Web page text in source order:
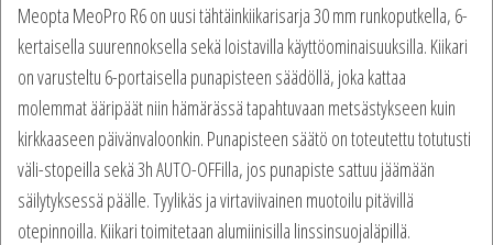
Meopta MeoPro R6 on uusi tähtäinkiikarisarja 30 mm runkoputkella, 6-
kertaisella suurennoksella sekä loistavilla käyttöominaisuuksilla. Kiikari
on varusteltu 6-portaisella punapisteen säädöllä, joka kattaa
molemmat ääripäät niin hämärässä tapahtuvaan metsästykseen kuin
kirkkaaseen päivänvaloonkin. Punapisteen säätö on toteutettu totutusti
väli-stopeilla sekä 3h AUTO-OFFilla, jos punapiste sattuu jäämään
säilytyksessä päälle. Tyylikäs ja virtaviivainen muotoilu pitävillä
otepinnoilla. Kiikari toimitetaan alumiinisilla linssinsuojaläpillä.